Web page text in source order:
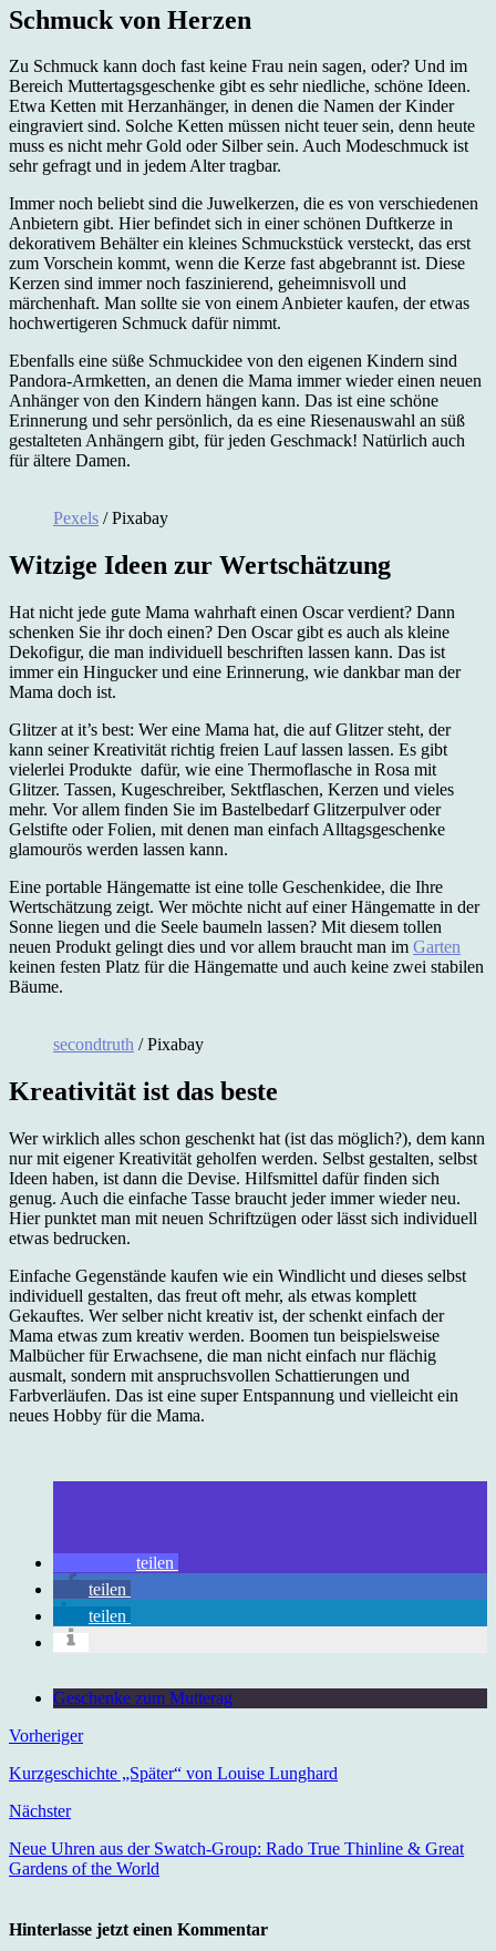
Schmuck von Herzen
Zu Schmuck kann doch fast keine Frau nein sagen, oder? Und im
Bereich Muttertagsgeschenke gibt es sehr niedliche, schöne Ideen.
Etwa Ketten mit Herzanhänger, in denen die Namen der Kinder
eingraviert sind. Solche Ketten müssen nicht teuer sein, denn heute
muss es nicht mehr Gold oder Silber sein. Auch Modeschmuck ist
sehr gefragt und in jedem Alter tragbar.
Immer noch beliebt sind die Juwelkerzen, die es von verschiedenen
Anbietern gibt. Hier befindet sich in einer schönen Duftkerze in
dekorativem Behälter ein kleines Schmuckstück versteckt, das erst
zum Vorschein kommt, wenn die Kerze fast abgebrannt ist. Diese
Kerzen sind immer noch faszinierend, geheimnisvoll und
märchenhaft. Man sollte sie von einem Anbieter kaufen, der etwas
hochwertigeren Schmuck dafür nimmt.
Ebenfalls eine süße Schmuckidee von den eigenen Kindern sind
Pandora-Armketten, an denen die Mama immer wieder einen neuen
Anhänger von den Kindern hängen kann. Das ist eine schöne
Erinnerung und sehr persönlich, da es eine Riesenauswahl an süß
gestalteten Anhängern gibt, für jeden Geschmack! Natürlich auch
für ältere Damen.
Pexels / Pixabay
Witzige Ideen zur Wertschätzung
Hat nicht jede gute Mama wahrhaft einen Oscar verdient? Dann
schenken Sie ihr doch einen? Den Oscar gibt es auch als kleine
Dekofigur, die man individuell beschriften lassen kann. Das ist
immer ein Hingucker und eine Erinnerung, wie dankbar man der
Mama doch ist.
Glitzer at it’s best: Wer eine Mama hat, die auf Glitzer steht, der
kann seiner Kreativität richtig freien Lauf lassen lassen. Es gibt
vielerlei Produkte dafür, wie eine Thermoflasche in Rosa mit
Glitzer. Tassen, Kugeschreiber, Sektflaschen, Kerzen und vieles
mehr. Vor allem finden Sie im Bastelbedarf Glitzerpulver oder
Gelstifte oder Folien, mit denen man einfach Alltagsgeschenke
glamourös werden lassen kann.
Eine portable Hängematte ist eine tolle Geschenkidee, die Ihre
Wertschätzung zeigt. Wer möchte nicht auf einer Hängematte in der
Sonne liegen und die Seele baumeln lassen? Mit diesem tollen
neuen Produkt gelingt dies und vor allem braucht man im Garten
keinen festen Platz für die Hängematte und auch keine zwei stabilen
Bäume.
secondtruth / Pixabay
Kreativität ist das beste
Wer wirklich alles schon geschenkt hat (ist das möglich?), dem kann
nur mit eigener Kreativität geholfen werden. Selbst gestalten, selbst
Ideen haben, ist dann die Devise. Hilfsmittel dafür finden sich
genug. Auch die einfache Tasse braucht jeder immer wieder neu.
Hier punktet man mit neuen Schriftzügen oder lässt sich individuell
etwas bedrucken.
Einfache Gegenstände kaufen wie ein Windlicht und dieses selbst
individuell gestalten, das freut oft mehr, als etwas komplett
Gekauftes. Wer selber nicht kreativ ist, der schenkt einfach der
Mama etwas zum kreativ werden. Boomen tun beispielsweise
Malbücher für Erwachsene, die man nicht einfach nur flächig
ausmalt, sondern mit anspruchsvollen Schattierungen und
Farbverläufen. Das ist eine super Entspannung und vielleicht ein
neues Hobby für die Mama.
teilen
teilen
teilen
Geschenke zum Mutterag
Vorheriger
Kurzgeschichte „Später“ von Louise Lunghard
Nächster
Neue Uhren aus der Swatch-Group: Rado True Thinline & Great
Gardens of the World
Hinterlasse jetzt einen Kommentar